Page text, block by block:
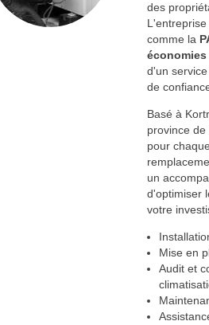
des
comme la
d'un
de
Basé à
province
pour
un
d'optimiser
votre
Mise en
Audit et